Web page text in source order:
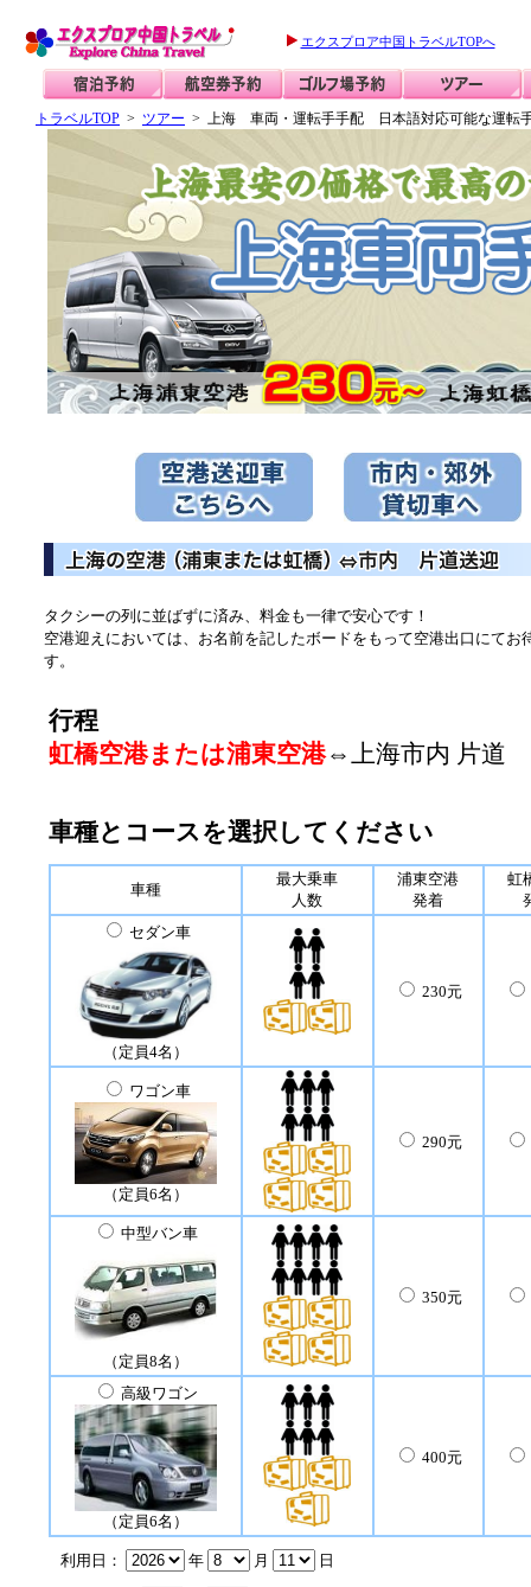
エクスプロア中国トラベルTOPへ
トラベルTOP > ツアー > 上海 車両・運転手手配 日本語対応可能な運転
タクシーの列に並ばずに済み、料金も一律で安心です！
空港迎えにおいては、お名前を記したボードをもって空港出口にてお
す。
行程
虹橋空港または浦東空港⇔上海市内 片道
車種とコースを選択してください
車種
最大乗車
人数
浦東空港
発着
虹
セダン車
（定員4名）
230元
ワゴン車
（定員6名）
290元
中型バン車
（定員8名）
350元
高級ワゴン
（定員6名）
400元
利用日： 年 月 日